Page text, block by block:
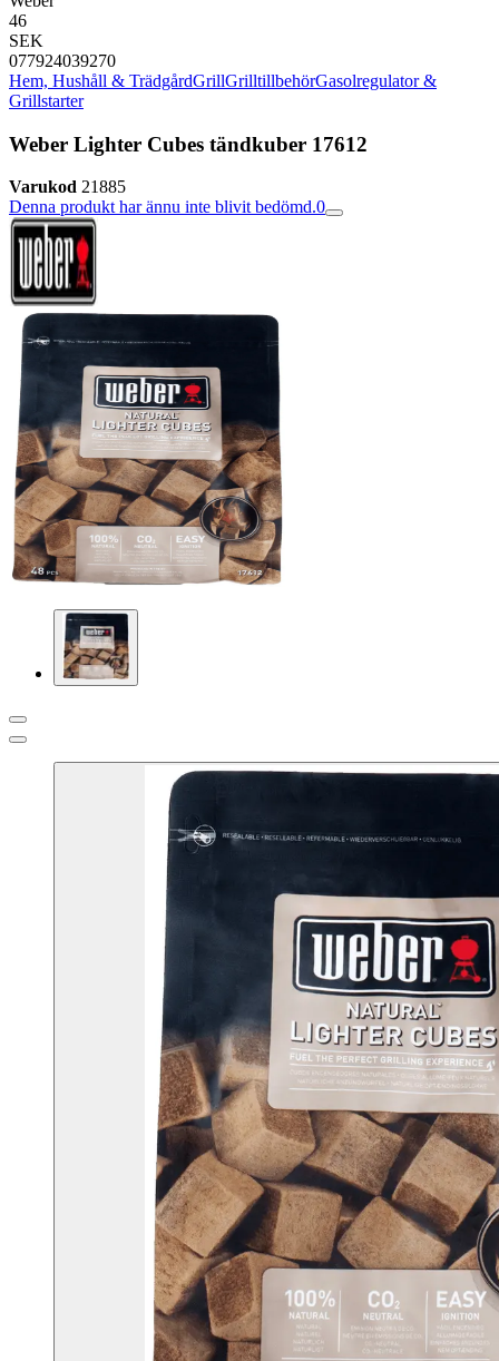
46
SEK
077924039270
Hem, Hushåll & TrädgårdGrillGrilltillbehörGasolregulator &
Grillstarter
Weber Lighter Cubes tändkuber 17612
Varukod 21885
Denna produkt har ännu inte blivit bedömd.0